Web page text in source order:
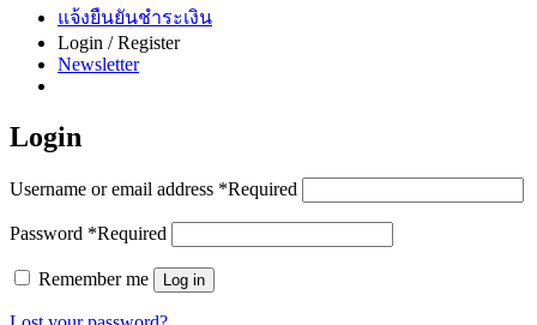
แจ้งยืนยันชำระเงิน
Login / Register
Newsletter
Login
Username or email address *Required
Password *Required
Remember me Log in